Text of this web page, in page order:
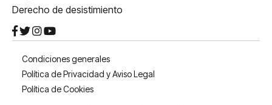
Derecho de desistimiento
Condiciones generales
Política de Privacidad y Aviso Legal
Política de Cookies